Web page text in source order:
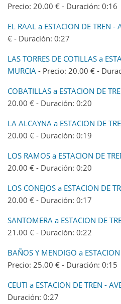
Precio: 20.00 € - Duración: 0:16
EL RAAL a ESTACION DE TREN -
€ - Duración: 0:27
LAS TORRES DE COTILLAS a
MURCIA - Precio: 20.00 € -
COBATILLAS a ESTACION DE
20.00 € - Duración: 0:20
LA ALCAYNA a ESTACION DE
20.00 € - Duración: 0:19
LOS RAMOS a ESTACION DE
20.00 € - Duración: 0:20
LOS CONEJOS a ESTACION DE
20.00 € - Duración: 0:17
SANTOMERA a ESTACION DE
21.00 € - Duración: 0:22
BAÑOS Y MENDIGO a
Precio: 25.00 € - Duración: 0:15
CEUTI a ESTACION DE TREN -
Duración: 0:27